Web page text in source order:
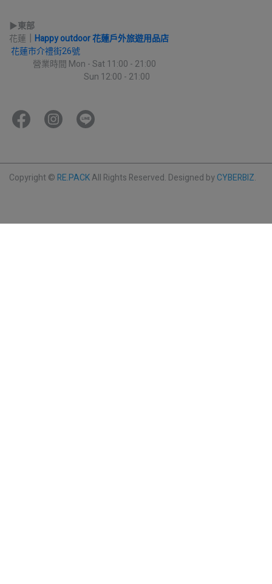
▶︎東部
花蓮
Happy outdoor 花蓮戶外旅遊用品店
花蓮市介禮街26號
營業時間 Mon - Sat 11:00 - 21:00
Sun 12:00 - 21:00
Copyright ©RE.PACKAll Rights Reserved. Designed byCYBERBIZ.